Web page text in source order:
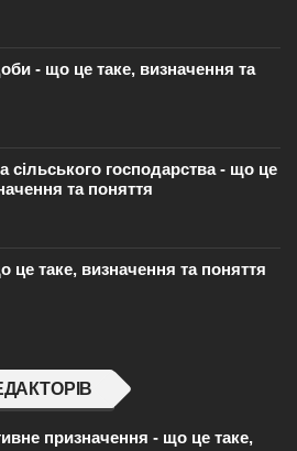
- що це таке, визначення та
сільського господарства - що це
та поняття
це таке, визначення та поняття
призначення - що це таке,